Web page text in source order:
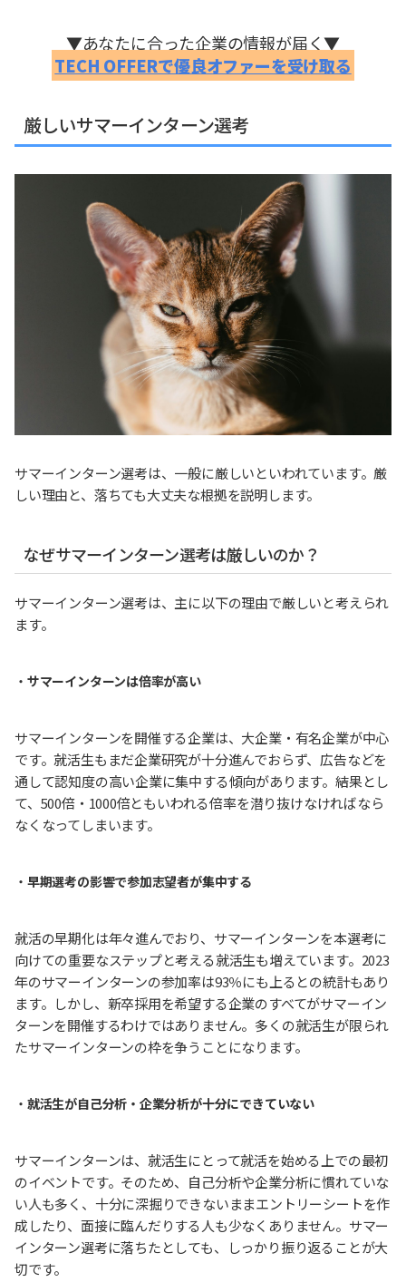
▼あなたに合った企業の情報が届く▼
TECH OFFERで優良オファーを受け取る
厳しいサマーインターン選考
サマーインターン選考は、一般に厳しいといわれています。厳
しい理由と、落ちても大丈夫な根拠を説明します。
なぜサマーインターン選考は厳しいのか？
サマーインターン選考は、主に以下の理由で厳しいと考えられ
ます。
・ サマーインターンは倍率が高い
サマーインターンを開催する企業は、大企業・有名企業が中心
です。就活生もまだ企業研究が十分進んでおらず、広告などを
通して認知度の高い企業に集中する傾向があります。結果とし
て、500倍・1000倍ともいわれる倍率を潜り抜けなければなら
なくなってしまいます。
・ 早期選考の影響で参加志望者が集中する
就活の早期化は年々進んでおり、サマーインターンを本選考に
向けての重要なステップと考える就活生も増えています。2023
年のサマーインターンの参加率は93％にも上るとの統計もあり
ます。しかし、新卒採用を希望する企業のすべてがサマーイン
ターンを開催するわけではありません。多くの就活生が限られ
たサマーインターンの枠を争うことになります。
・ 就活生が自己分析・企業分析が十分にできていない
サマーインターンは、就活生にとって就活を始める上での最初
のイベントです。そのため、自己分析や企業分析に慣れていな
い人も多く、十分に深掘りできないままエントリーシートを作
成したり、面接に臨んだりする人も少なくありません。サマー
インターン選考に落ちたとしても、しっかり振り返ることが大
切です。